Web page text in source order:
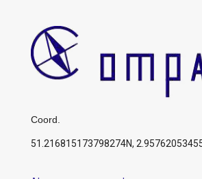
Coord.
51.216815173798274N,